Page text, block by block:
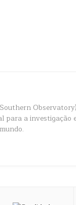
para a investigação